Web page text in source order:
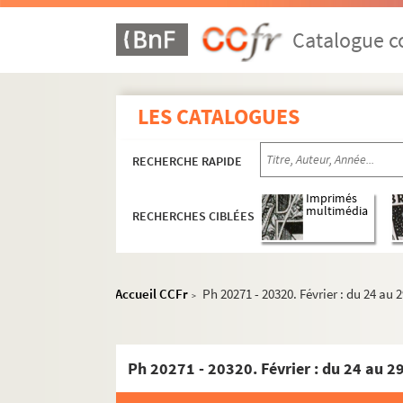
Catalogue
LES CATALOGUES
RECHERCHE RAPIDE
RECHERCHES CIBLÉES
Imprimés
multimédia
Accueil CCFr > Ph 20271 - 20320. Février : du 24 au
Ph 20271 - 20320. Février : du 24 au